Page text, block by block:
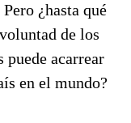
¿hasta qué
de los
puede acarrear
en el mundo?